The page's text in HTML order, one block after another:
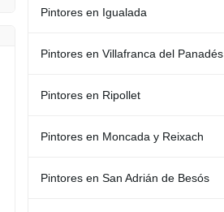
Pintores en Igualada
Pintores en Villafranca del Panadés
Pintores en Ripollet
Pintores en Moncada y Reixach
Pintores en San Adrián de Besós